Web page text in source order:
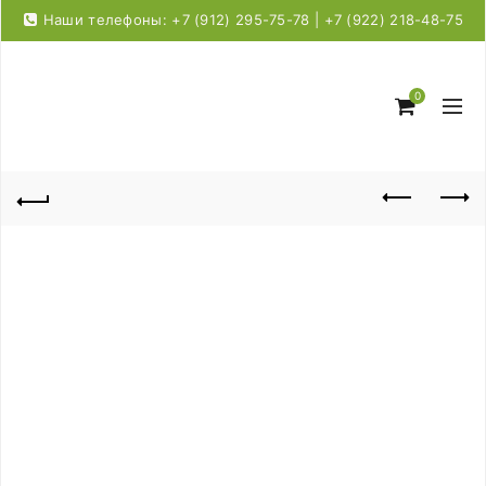
Наши телефоны: +7 (912) 295-75-78 | +7 (922) 218-48-75
0